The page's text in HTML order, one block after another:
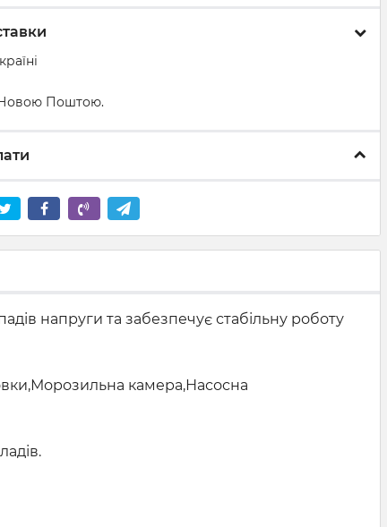
Поштою.
напруги та забезпечує стабільну роботу
камера,Насосна